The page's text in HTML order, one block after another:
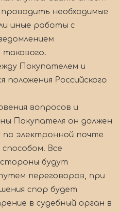
необходимые
иные работы с
такового.
Покупателем и
Российского
вопросов и
Покупателя он должен
электронной почте
Все
будут
переговоров, при
спор будет
в судебный орган в